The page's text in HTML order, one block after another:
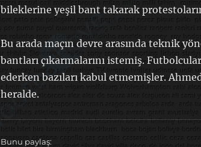
bileklerine yeşil bant takarak
Bu arada maçın devre arasında teknik
bantları çıkarmalarını istemiş.
ederken bazıları kabul etmemişler.
heralde.
Bunu paylaş: